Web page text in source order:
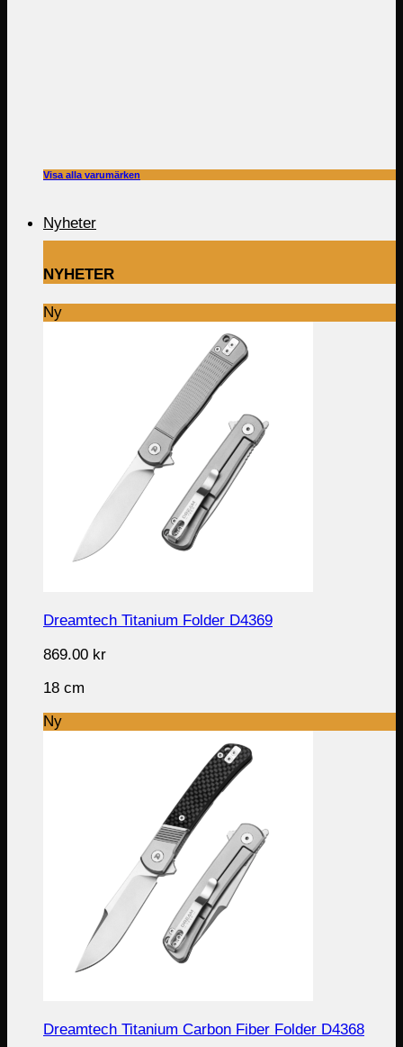
Visa alla varumärken
Nyheter
NYHETER
Ny
Dreamtech Titanium Folder D4369
869.00 kr
18 cm
Ny
Dreamtech Titanium Carbon Fiber Folder D4368